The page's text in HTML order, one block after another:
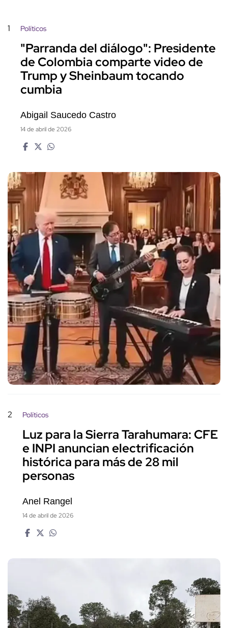
1 Políticos
"Parranda del diálogo": Presidente
de Colombia comparte video de
Trump y Sheinbaum tocando
cumbia
Abigail Saucedo Castro
14 de abril de 2026
2 Políticos
Luz para la Sierra Tarahumara: CFE
e INPI anuncian electrificación
histórica para más de 28 mil
personas
Anel Rangel
14 de abril de 2026